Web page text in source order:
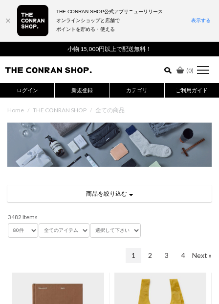
小物 15,000円以上で配送無料！
(0)
ログイン 新規登録 カテゴリ ご利用ガイド
詳細検索はこちら
Home / THE CONRAN SHOP / 全ての商品
商品を絞り込む
3482 Items
1 2 3 4 Next »
THE CONRAN SHOP公式アプリニューリリース
オンラインショップと店舗で
ポイントを貯める・使える
表示する